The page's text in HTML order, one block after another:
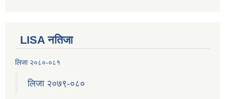
LISA नतिजा
लिजा २०८०-०८१
लिजा २०७९-०८०